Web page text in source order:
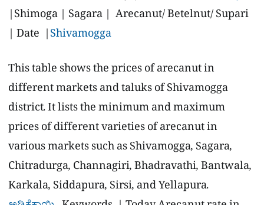
|Shimoga | Sagara | Arecanut/ Betelnut/ Supari
| Date |Shivamogga
This table shows the prices of arecanut in
different markets and taluks of Shivamogga
district. It lists the minimum and maximum
prices of different varieties of arecanut in
various markets such as Shivamogga, Sagara,
Chitradurga, Channagiri, Bhadravathi, Bantwala,
Karkala, Siddapura, Sirsi, and Yellapura.